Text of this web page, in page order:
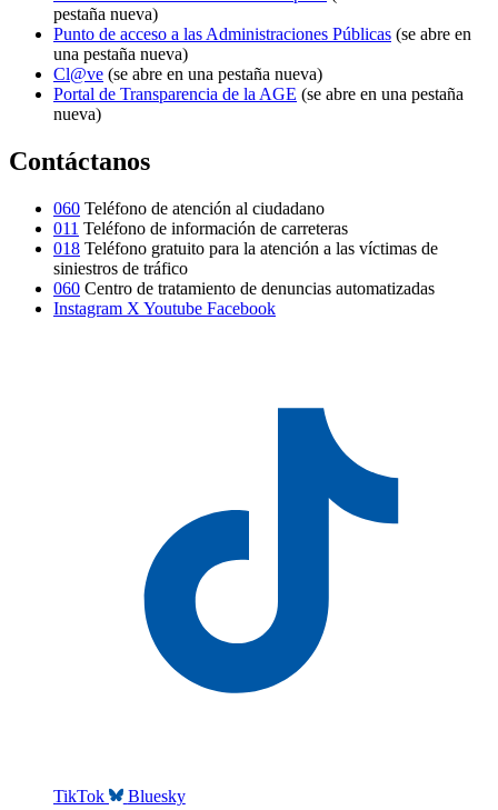
pestaña nueva)
Punto de acceso a las Administraciones Públicas (se abre en
una pestaña nueva)
Cl@ve (se abre en una pestaña nueva)
Portal de Transparencia de la AGE (se abre en una pestaña
nueva)
Contáctanos
060 Teléfono de atención al ciudadano
011 Teléfono de información de carreteras
018 Teléfono gratuito para la atención a las víctimas de
siniestros de tráfico
060 Centro de tratamiento de denuncias automatizadas
Instagram X Youtube Facebook
TikTok Bluesky